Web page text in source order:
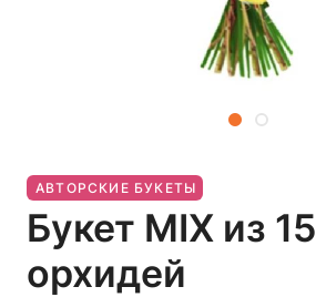
АВТОРСКИЕ БУКЕТЫ
Букет MIX из 15
орхидей